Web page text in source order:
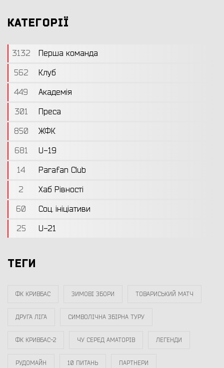
КАТЕГОРІЇ
3132
Перша команда
562
Клуб
449
Академія
301
Преса
850
ЖФК
681
U-19
14
Parafan Club
2
Хаб Рівності
60
Соц. ініціативи
25
U-21
ТЕГИ
ФК КРИВБАС ЗИМОВІ ЗБОРИ ТОВАРИСЬКИЙ МАТЧ
ДРУГА ЛІГА СИМВОЛІЧНА ЗБІРНА ТУРУ
ФК КРИВБАС-2 ЧУ СЕРЕД АМАТОРІВ ЛЕГЕНДИ
РУДОМАЙН 10 ПИТАНЬ ПАРТНЕРИ